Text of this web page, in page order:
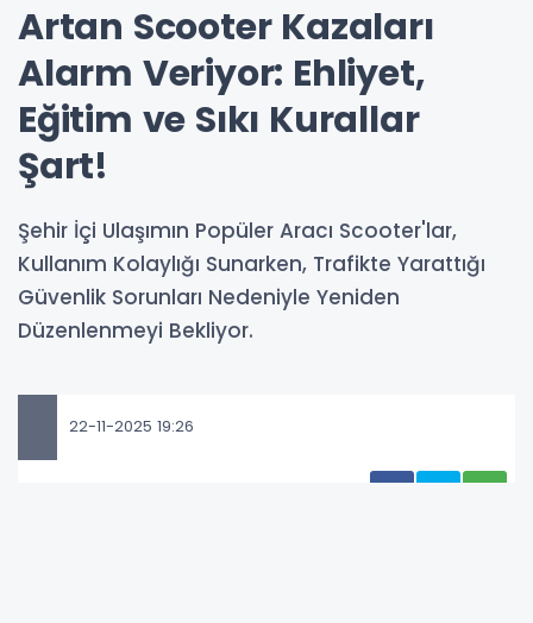
Artan Scooter Kazaları
Alarm Veriyor: Ehliyet,
Eğitim ve Sıkı Kurallar
Şart!
Şehir İçi Ulaşımın Popüler Aracı Scooter'lar,
Kullanım Kolaylığı Sunarken, Trafikte Yarattığı
Güvenlik Sorunları Nedeniyle Yeniden
Düzenlenmeyi Bekliyor.
22-11-2025 19:26